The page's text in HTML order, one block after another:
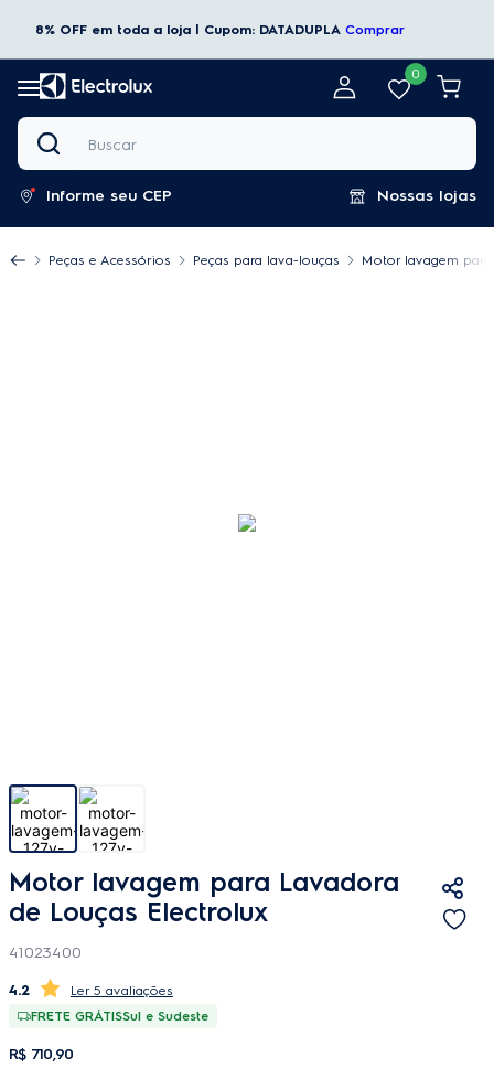
8% OFF em toda a loja | Cupom: DATADUPLA Comprar
0
Buscar
Informe seu CEP Nossas lojas
Peças e Acessórios Peças para lava-louças Motor lavagem
Motor lavagem para Lavadora
de Louças Electrolux
41023400
4.2
5 avaliações
FRETE GRÁTISSul e Sudeste
R$ 710,90